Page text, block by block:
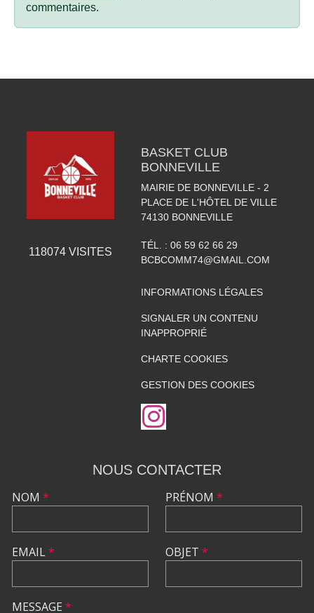
commentaires.
118074VISITES
BASKET CLUB
BONNEVILLE
MAIRIE DE BONNEVILLE - 2
PLACE DE L'HÔTEL DE VILLE
74130 BONNEVILLE
TÉL. : 06 59 62 66 29
BCBCOMM74@GMAIL.COM
INFORMATIONS LÉGALES
SIGNALER UN CONTENU
INAPPROPRIÉ
CHARTE COOKIES
GESTION DES COOKIES
NOUS CONTACTER
NOM *
EMAIL*
PRÉNOM *
OBJET *
MESSAGE *